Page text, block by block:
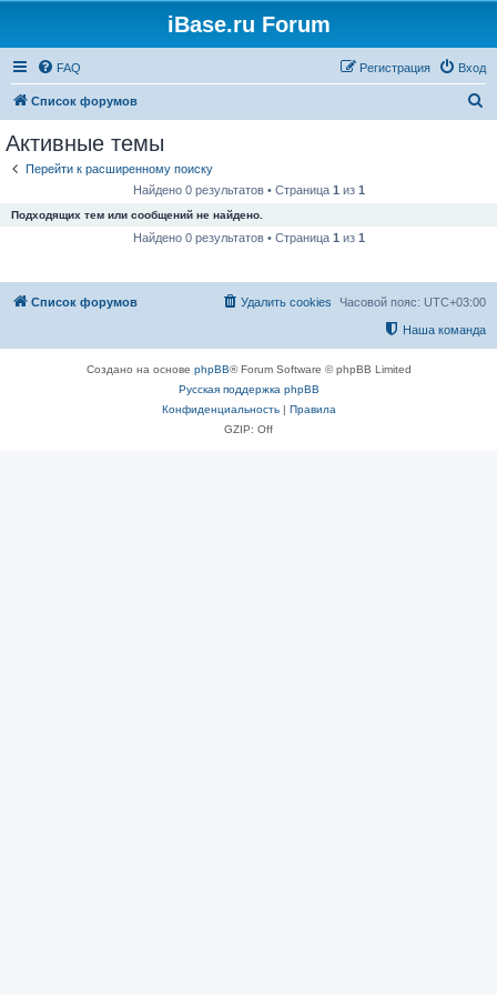
iBase.ru Forum
FAQ Вход
Регистрация
Список форумов
Активные темы
Перейти к расширенному поиску
Найдено 0 результатов • Страница 1 из 1
Подходящих тем или сообщений не найдено.
Найдено 0 результатов • Страница 1 из 1
Список форумов Часовой пояс: UTC+03:00
Удалить cookies
Наша команда
Создано на основе phpBB® Forum Software © phpBB Limited
Русская поддержка phpBB
Конфиденциальность| Правила
GZIP: Off